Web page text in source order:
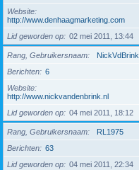
Website
http://www.denhaagmarketing.com
Lid geworden op
02 mei 2011, 13:44
Rang, Gebruikersnaam
NickVdBrink
Berichten
6
Website
http://www.nickvandenbrink.nl
Lid geworden op
04 mei 2011, 18:12
Rang, Gebruikersnaam
RL1975
Berichten
63
Lid geworden op
04 mei 2011, 22:34